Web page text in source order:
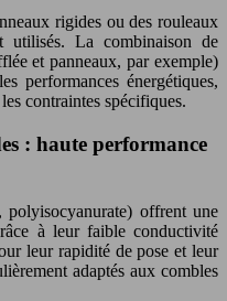
rigides ou des rouleaux
utilisés. La combinaison de
et panneaux, par exemple)
performances énergétiques,
contraintes spécifiques.
: haute performance
polyisocyanurate) offrent une
à leur faible conductivité
leur rapidité de pose et leur
adaptés aux combles